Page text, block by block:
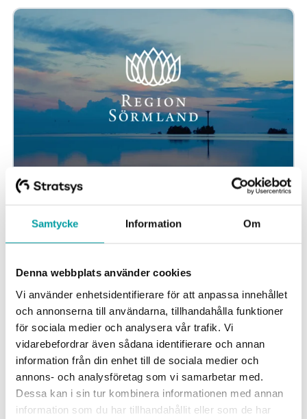
Samtycke Information Om
Denna webbplats använder cookies
Vi använder enhetsidentifierare för att anpassa innehållet
och annonserna till användarna, tillhandahålla funktioner
för sociala medier och analysera vår trafik. Vi
vidarebefordrar även sådana identifierare och annan
information från din enhet till de sociala medier och
annons- och analysföretag som vi samarbetar med.
Dessa kan i sin tur kombinera informationen med annan
information som du har tillhandahållit eller som de har
Sörmland-region - bedre kvalitet i
Ved hjelp av Stratsys har Sörmland-regionen effektivisert
virksomhetsstyringen sin og samlet alle styrende
Virksomhetsstyring Strategisk planlegging Region